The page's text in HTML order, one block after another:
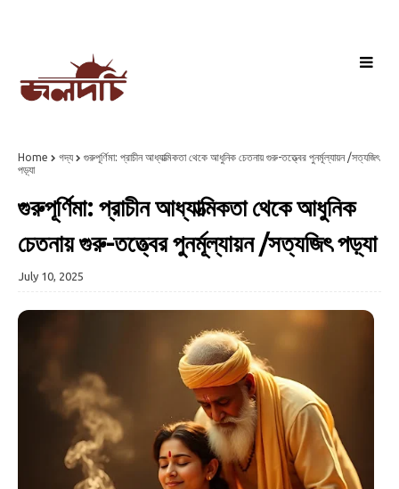
Home গদ্য
গুরুপূর্ণিমা: প্রাচীন আধ্যাত্মিকতা থেকে আধুনিক চেতনায় গুরু-তত্ত্বের পুনর্মূল্যায়ন /সত্যজিৎ
পড়্যা
গুরুপূর্ণিমা: প্রাচীন আধ্যাত্মিকতা থেকে আধুনিক
চেতনায় গুরু-তত্ত্বের পুনর্মূল্যায়ন /সত্যজিৎ পড়্যা
July 10, 2025